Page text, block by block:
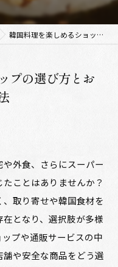
韓国料理を楽しめるショップの選び方とお取り寄せやスーパー活用法
プの選び方とお
外食、さらにスーパー
ことはありませんか？
取り寄せや韓国食材を
となり、選択肢が多様
プや通販サービスの中
や安全な商品をどう選